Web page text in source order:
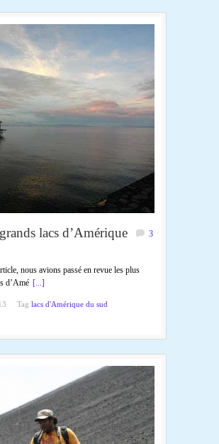
lacs d’Amérique
3
nous avions passé en revue les plus
d’Amé [...]
Tag lacs d'Amérique du sud